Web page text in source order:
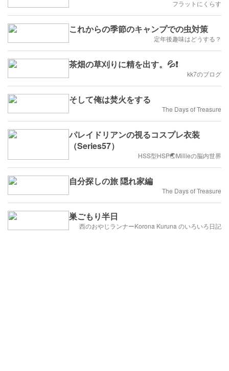
フラットにくらす
これからの季節のキャンプでの虫対策
定年後趣味はどうする？
茶畑の草刈りに精を出す。💦❗
kk7のブログ
そして俺は焚火をする
The Days of Treasure
パレイドリアンの視るコスプレ衣装
（Series57）
HSS型HSP🌏Millieの脳内世界
自分探しの旅 隠れ家編
The Days of Treasure
巣ごもり半日
西のおやじランナーKorona Kuruna のいろいろ日記